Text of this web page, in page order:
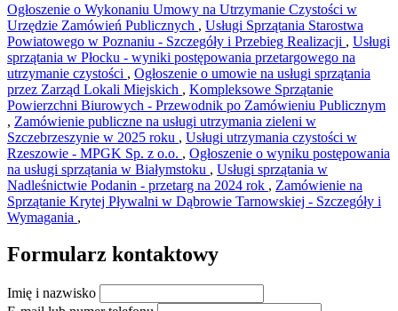
Ogłoszenie o Wykonaniu Umowy na Utrzymanie Czystości w
Urzędzie Zamówień Publicznych , Usługi Sprzątania Starostwa
Powiatowego w Poznaniu - Szczegóły i Przebieg Realizacji , Usługi
sprzątania w Płocku - wyniki postępowania przetargowego na
utrzymanie czystości , Ogłoszenie o umowie na usługi sprzątania
przez Zarząd Lokali Miejskich , Kompleksowe Sprzątanie
Powierzchni Biurowych - Przewodnik po Zamówieniu Publicznym
, Zamówienie publiczne na usługi utrzymania zieleni w
Szczebrzeszynie w 2025 roku , Usługi utrzymania czystości w
Rzeszowie - MPGK Sp. z o.o. , Ogłoszenie o wyniku postępowania
na usługi sprzątania w Białymstoku , Usługi sprzątania w
Nadleśnictwie Podanin - przetarg na 2024 rok , Zamówienie na
Sprzątanie Krytej Pływalni w Dąbrowie Tarnowskiej - Szczegóły i
Wymagania ,
Formularz kontaktowy
Imię i nazwisko